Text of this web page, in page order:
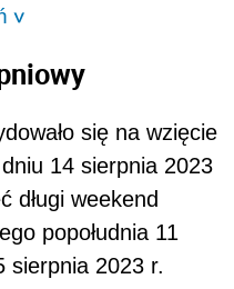
>
się na wzięcie
14 sierpnia 2023
długi weekend
popołudnia 11
sierpnia 2023 r.